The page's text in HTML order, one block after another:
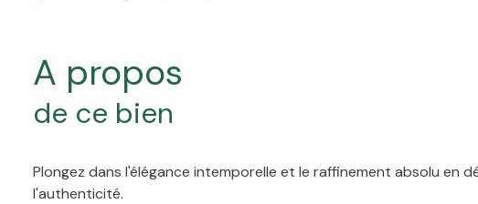
a propos
de ce bien
Plongez dans l'élégance intemporelle et le raffinement absolu
l'authenticité.